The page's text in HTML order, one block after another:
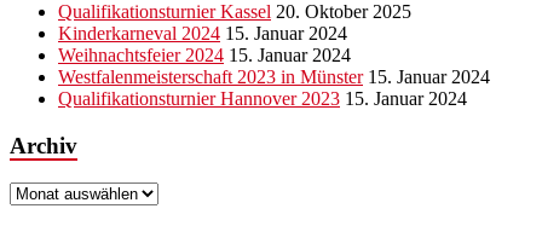
Qualifikationsturnier Kassel 20. Oktober 2025
Kinderkarneval 2024 15. Januar 2024
Weihnachtsfeier 2024 15. Januar 2024
Westfalenmeisterschaft 2023 in Münster 15. Januar 2024
Qualifikationsturnier Hannover 2023 15. Januar 2024
Archiv
Archiv